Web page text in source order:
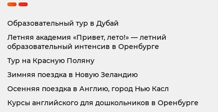
Образовательный тур в Дубай
Летняя академия «Привет, лето!» — летний
образовательный интенсив в Оренбурге
Тур на Красную Поляну
Зимняя поездка в Новую Зеландию
Осенняя поездка в Англию, город Нью Касл
Курсы английского для дошкольников в Оренбурге